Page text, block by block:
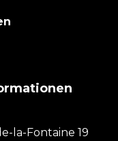
la-Fontaine 19